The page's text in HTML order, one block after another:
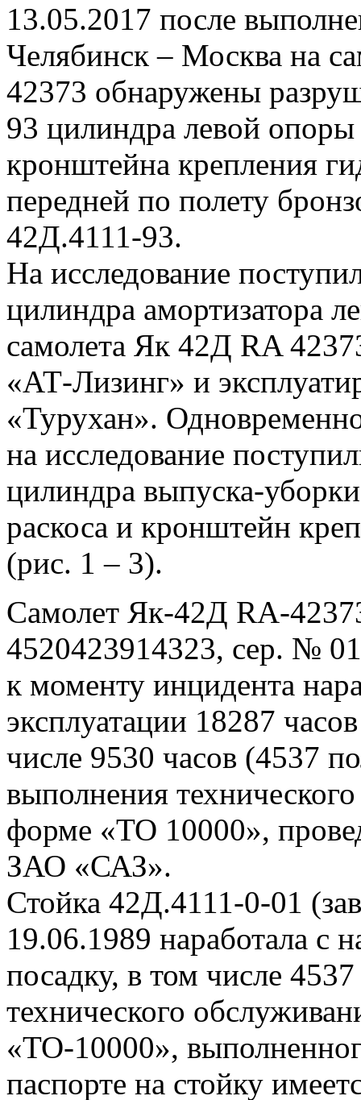
13.05.2017 после
Челябинск – Москва на
42373 обнаружены
93 цилиндра левой
кронштейна крепления
передней по полету
42Д.4111-93.
На исследование
цилиндра амортизатора
самолета Як 42Д RA
«АТ-Лизинг» и
«Турухан».
на исследование
цилиндра выпуска-
раскоса и кронштейн
(рис. 1 – 3).
Самолет Як-42Д RA-
4520423914323, сер. №
к моменту инцидента
эксплуатации 18287
числе 9530 часов (4537
выполнения
форме «ТО 10000»,
ЗАО «САЗ».
Стойка 42Д.4111-0-01
19.06.1989 наработала с
посадку, в том числе
технического
«ТО-10000»,
паспорте на стойку